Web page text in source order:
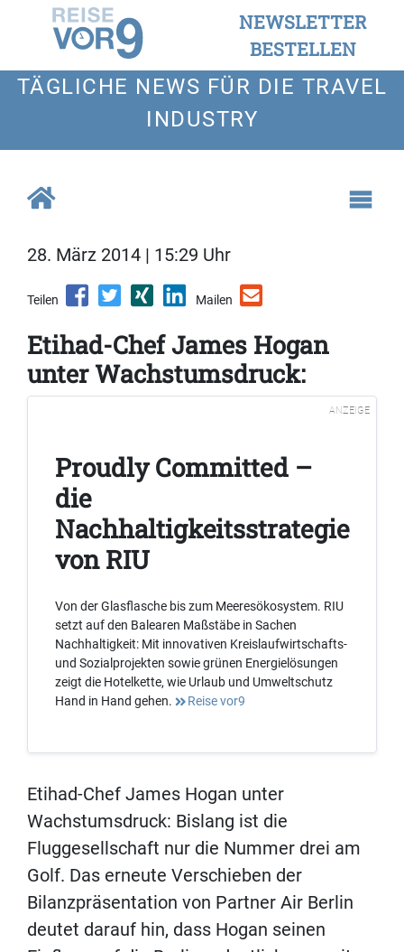
NEWSLETTER
BESTELLEN
TÄGLICHE NEWS FÜR DIE TRAVEL
INDUSTRY
28. März 2014 | 15:29 Uhr
Teilen Mailen
Etihad-Chef James Hogan
unter Wachstumsdruck:
ANZEIGE
Proudly Committed –
die
Nachhaltigkeitsstrategie
von RIU
Von der Glasflasche bis zum Meeresökosystem. RIU
setzt auf den Balearen Maßstäbe in Sachen
Nachhaltigkeit: Mit innovativen Kreislaufwirtschafts-
und Sozialprojekten sowie grünen Energielösungen
zeigt die Hotelkette, wie Urlaub und Umweltschutz
Hand in Hand gehen.
Reise vor9
Etihad-Chef James Hogan unter
Wachstumsdruck: Bislang ist die
Fluggesellschaft nur die Nummer drei am
Golf. Das erneute Verschieben der
Bilanzpräsentation von Partner Air Berlin
deutet darauf hin, dass Hogan seinen